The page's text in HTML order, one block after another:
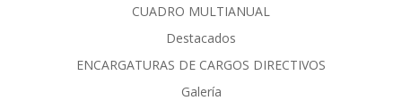
CUADRO MULTIANUAL
Destacados
ENCARGATURAS DE CARGOS DIRECTIVOS
Galería